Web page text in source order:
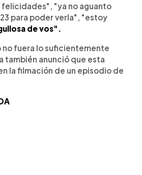
felicidades", "ya no aguanto
para poder verla", "estoy
de vos".
no fuera lo suficientemente
también anunció que esta
la filmación de un episodio de